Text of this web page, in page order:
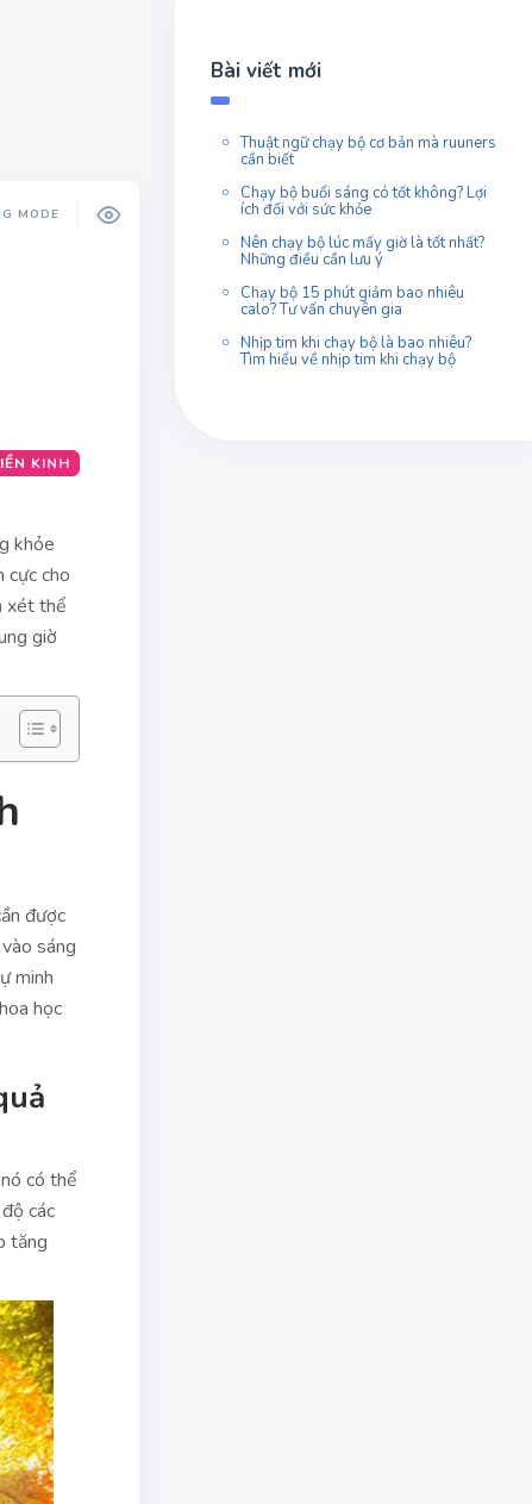
MODE
KINH
khỏe
cực cho
xét thể
giờ
được
sáng
minh
học
có thể
các
tăng
Bài viết mới
Thuật ngữ chạy bộ cơ bản mà ruuners
cần biết
Chạy bộ buổi sáng​ có tốt không? Lợi
ích đối với sức khỏe
Nên chạy bộ lúc mấy giờ là tốt nhất?
Những điều cần lưu ý
Chạy bộ 15 phút giảm bao nhiêu
calo​? Tư vấn chuyên gia
Nhịp tim khi chạy bộ là bao nhiêu?
Tìm hiểu về nhịp tim khi chạy bộ